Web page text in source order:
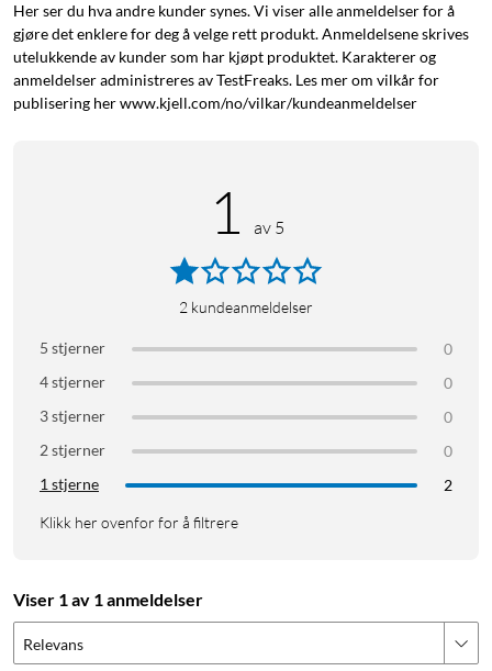
Her ser du hva andre kunder synes. Vi viser alle anmeldelser for å
gjøre det enklere for deg å velge rett produkt. Anmeldelsene skrives
utelukkende av kunder som har kjøpt produktet. Karakterer og
anmeldelser administreres av TestFreaks. Les mer om vilkår for
publisering her www.kjell.com/no/vilkar/kundeanmeldelser
1 av 5
2 kundeanmeldelser
5 stjerner
0
4 stjerner
0
3 stjerner
0
2 stjerner
0
1 stjerne
2
Klikk her ovenfor for å filtrere
Viser 1 av 1 anmeldelser
Relevans